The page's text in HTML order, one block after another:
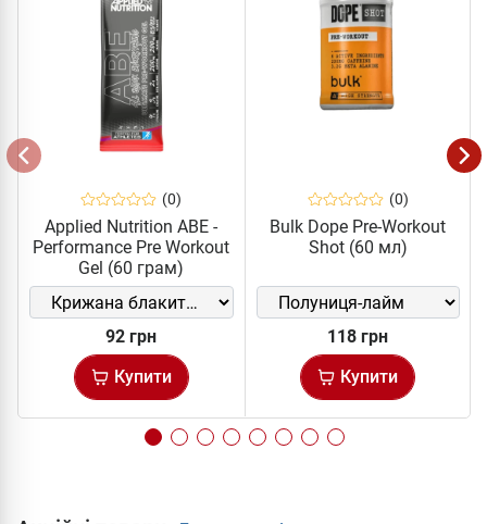
(0)
Applied Nutrition ABE -
Performance Pre Workout
Gel (60 грам)
92 грн
Купити
(0)
Bulk Dope Pre-Workout
Shot (60 мл)
118 грн
Купити